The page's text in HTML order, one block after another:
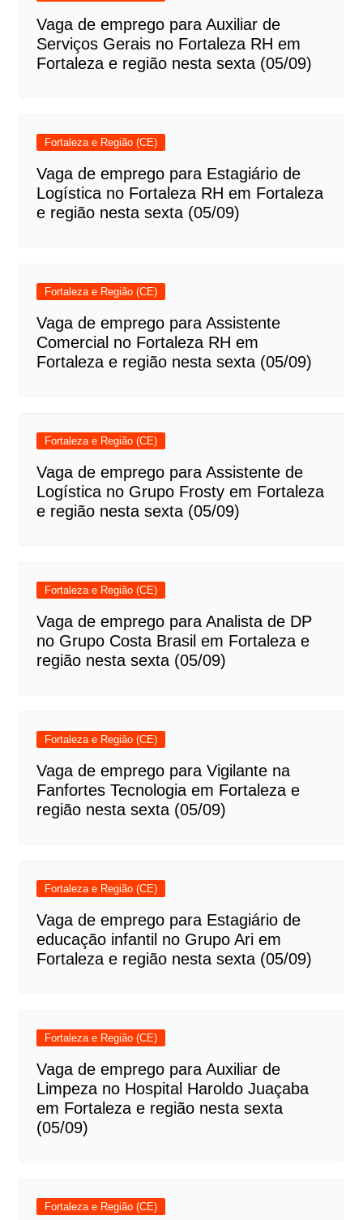
Vaga de emprego para Auxiliar de
Serviços Gerais no Fortaleza RH em
Fortaleza e região nesta sexta (05/09)
Fortaleza e Região (CE)
Vaga de emprego para Estagiário de
Logística no Fortaleza RH em Fortaleza
e região nesta sexta (05/09)
Fortaleza e Região (CE)
Vaga de emprego para Assistente
Comercial no Fortaleza RH em
Fortaleza e região nesta sexta (05/09)
Fortaleza e Região (CE)
Vaga de emprego para Assistente de
Logística no Grupo Frosty em Fortaleza
e região nesta sexta (05/09)
Fortaleza e Região (CE)
Vaga de emprego para Analista de DP
no Grupo Costa Brasil em Fortaleza e
região nesta sexta (05/09)
Fortaleza e Região (CE)
Vaga de emprego para Vigilante na
Fanfortes Tecnologia em Fortaleza e
região nesta sexta (05/09)
Fortaleza e Região (CE)
Vaga de emprego para Estagiário de
educação infantil no Grupo Ari em
Fortaleza e região nesta sexta (05/09)
Fortaleza e Região (CE)
Vaga de emprego para Auxiliar de
Limpeza no Hospital Haroldo Juaçaba
em Fortaleza e região nesta sexta
(05/09)
Fortaleza e Região (CE)